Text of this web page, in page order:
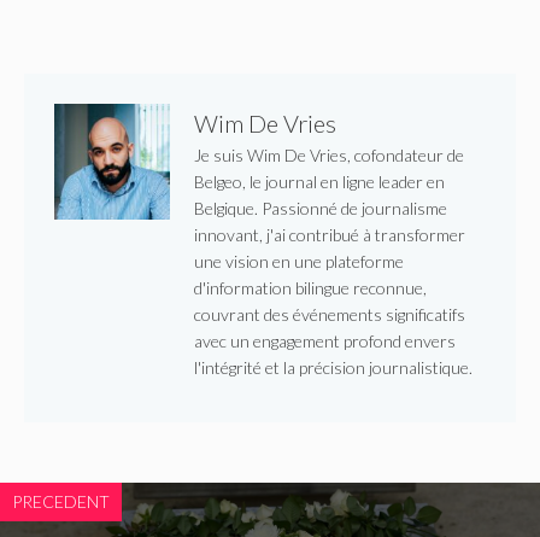
Wim De Vries
Je suis Wim De Vries, cofondateur de
Belgeo, le journal en ligne leader en
Belgique. Passionné de journalisme
innovant, j'ai contribué à transformer
une vision en une plateforme
d'information bilingue reconnue,
couvrant des événements significatifs
avec un engagement profond envers
l'intégrité et la précision journalistique.
PRECEDENT